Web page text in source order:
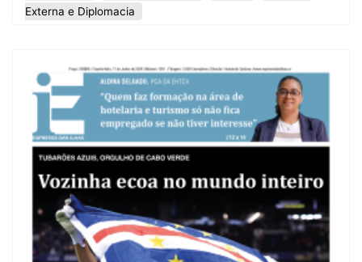
Externa e Diplomacia